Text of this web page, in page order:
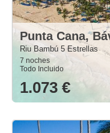
Punta Cana,
Riu Bambú 5 Estrellas
7 noches
Todo Incluido
1.073 €